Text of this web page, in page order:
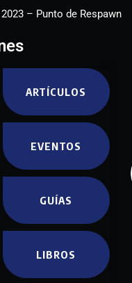
– Punto de Respawn
ARTÍCULOS
EVENTOS
GUÍAS
LIBROS